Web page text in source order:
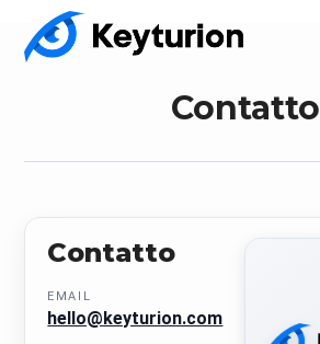
Contatto
Contatto
EMAIL
hello@keyturion.com